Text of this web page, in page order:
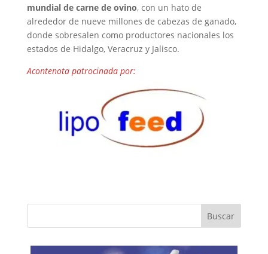
mundial de carne de ovino, con un hato de
alrededor de nueve millones de cabezas de ganado,
donde sobresalen como productores nacionales los
estados de Hidalgo, Veracruz y Jalisco.
Acontenota patrocinada por:
Buscar